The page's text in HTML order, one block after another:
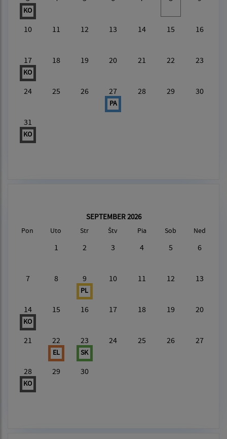
KO
10 11 12 13 14 15 16
17
KO
18 19 20 21 22 23
24 25 26 27
PA
28 29 30
31
KO
SEPTEMBER 2026
Pon Uto Str Štv Pia Sob Ned
1 2 3 4 5 6
7 8 9
PL
10 11 12 13
14
KO
15 16 17 18 19 20
21 22
EL
23
SK
24 25 26 27
28
KO
29 30